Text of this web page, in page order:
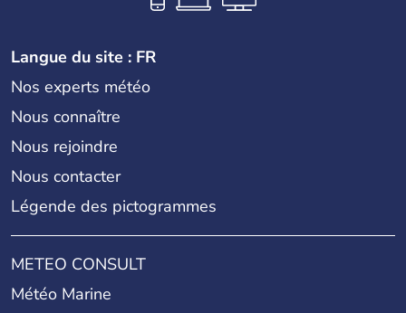
Langue du site : FR
Nos experts météo
Nous connaître
Nous rejoindre
Nous contacter
Légende des pictogrammes
METEO CONSULT
Météo Marine